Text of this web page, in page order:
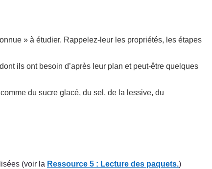
» à étudier. Rappelez-leur les propriétés, les étapes
ils ont besoin d’après leur plan et peut-être quelques
du sucre glacé, du sel, de la lessive, du
(voir la Ressource 5 : Lecture des paquets.)